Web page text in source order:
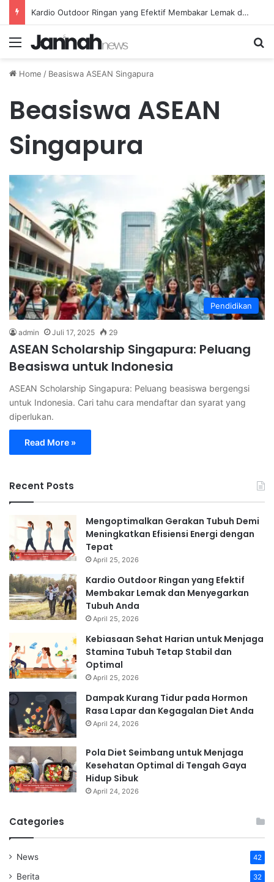
Kardio Outdoor Ringan yang Efektif Membakar Lemak dan Menyegarkan Tubuh Anda
Menu
Home / Beasiswa ASEAN Singapura
Beasiswa ASEAN
Singapura
Pendidikan
admin Juli 17, 2025 29
ASEAN Scholarship Singapura: Peluang
Beasiswa untuk Indonesia
ASEAN Scholarship Singapura: Peluang beasiswa bergengsi
untuk Indonesia. Cari tahu cara mendaftar dan syarat yang
diperlukan.
Read More »
Recent Posts
Mengoptimalkan Gerakan Tubuh Demi
Meningkatkan Efisiensi Energi dengan
Tepat
April 25, 2026
Kardio Outdoor Ringan yang Efektif
Membakar Lemak dan Menyegarkan
Tubuh Anda
April 25, 2026
Kebiasaan Sehat Harian untuk Menjaga
Stamina Tubuh Tetap Stabil dan
Optimal
April 25, 2026
Dampak Kurang Tidur pada Hormon
Rasa Lapar dan Kegagalan Diet Anda
April 24, 2026
Pola Diet Seimbang untuk Menjaga
Kesehatan Optimal di Tengah Gaya
Hidup Sibuk
April 24, 2026
Categories
News 42
Berita 32